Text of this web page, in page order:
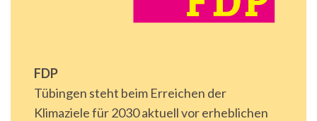
FDP
Tübingen steht beim Erreichen der
Klimaziele für 2030 aktuell vor erheblichen